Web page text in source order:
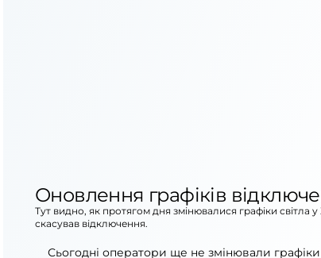
Оновлення графіків
Тут видно, як протягом дня змінювалися графіки світла
скасував відключення.
Сьогодні оператори ще не змінювали